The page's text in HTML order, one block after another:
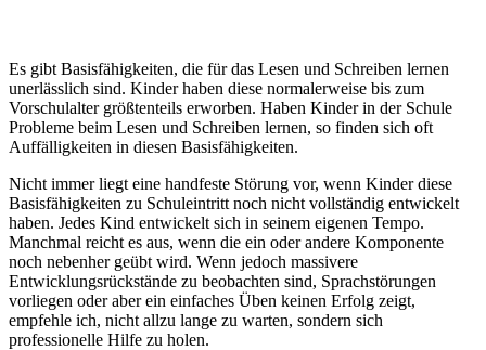
Es gibt Basisfähigkeiten, die für das Lesen und Schreiben lernen
unerlässlich sind. Kinder haben diese normalerweise bis zum
Vorschulalter größtenteils erworben. Haben Kinder in der Schule
Probleme beim Lesen und Schreiben lernen, so finden sich oft
Auffälligkeiten in diesen Basisfähigkeiten.
Nicht immer liegt eine handfeste Störung vor, wenn Kinder diese
Basisfähigkeiten zu Schuleintritt noch nicht vollständig entwickelt
haben. Jedes Kind entwickelt sich in seinem eigenen Tempo.
Manchmal reicht es aus, wenn die ein oder andere Komponente
noch nebenher geübt wird. Wenn jedoch massivere
Entwicklungsrückstände zu beobachten sind, Sprachstörungen
vorliegen oder aber ein einfaches Üben keinen Erfolg zeigt,
empfehle ich, nicht allzu lange zu warten, sondern sich
professionelle Hilfe zu holen.